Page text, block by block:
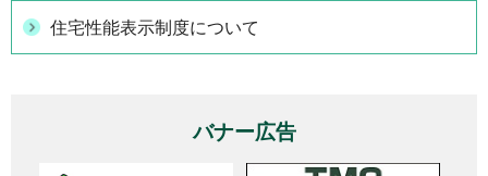
住宅性能表示制度について
バナー広告